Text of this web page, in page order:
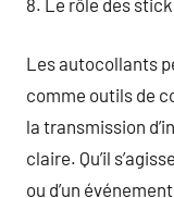
Les autocollants
comme outils de
la transmission
claire. Qu’il
ou d’un